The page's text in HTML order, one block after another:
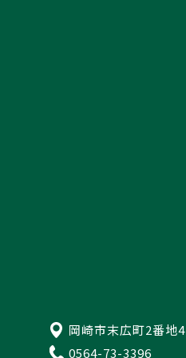
岡崎市末広町2番地4
0564-73-3396